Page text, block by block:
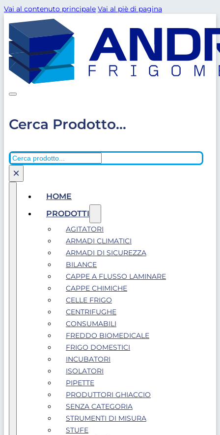
Vai al contenuto principale Vai al piè di pagina
Cerca Prodotto...
Cerca
×
HOME
PRODOTTI
AGITATORI
ARMADI CLIMATICI
ARMADI DI SICUREZZA
BILANCE
CAPPE A FLUSSO LAMINARE
CAPPE CHIMICHE
CELLE FRIGO
CENTRIFUGHE
CONSUMABILI
FREDDO BIOMEDICALE
FRIGO DOMESTICI
INCUBATORI
ISOLATORI
PIPETTE
PRODUTTORI GHIACCIO
SENZA CATEGORIA
STRUMENTI DI MISURA
STUFE